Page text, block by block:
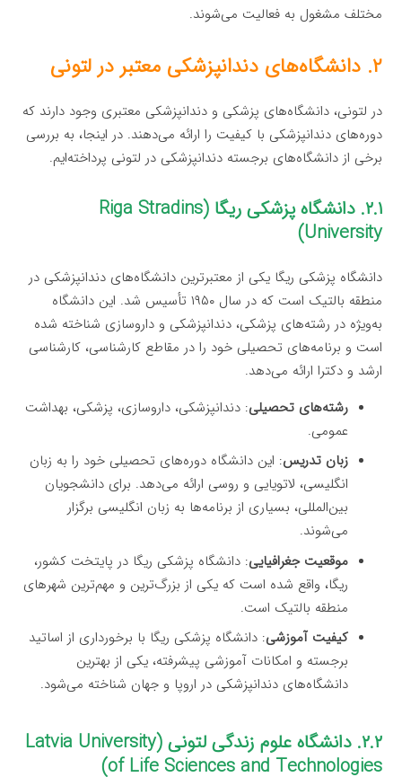
مختلف مشغول به فعالیت می‌شوند.
۲. دانشگاه‌های دندانپزشکی معتبر در لتونی
در لتونی، دانشگاه‌های پزشکی و دندانپزشکی معتبری وجود دارند که
دوره‌های دندانپزشکی با کیفیت را ارائه می‌دهند. در اینجا، به بررسی
برخی از دانشگاه‌های برجسته دندانپزشکی در لتونی پرداخته‌ایم.
۲.۱. دانشگاه پزشکی ریگا (Riga Stradins
University)
دانشگاه پزشکی ریگا یکی از معتبرترین دانشگاه‌های دندانپزشکی در
منطقه بالتیک است که در سال ۱۹۵۰ تأسیس شد. این دانشگاه
به‌ویژه در رشته‌های پزشکی، دندانپزشکی و داروسازی شناخته شده
است و برنامه‌های تحصیلی خود را در مقاطع کارشناسی، کارشناسی
ارشد و دکترا ارائه می‌دهد.
رشته‌های تحصیلی: دندانپزشکی، داروسازی، پزشکی، بهداشت
عمومی.
زبان تدریس: این دانشگاه دوره‌های تحصیلی خود را به زبان
انگلیسی، لاتویایی و روسی ارائه می‌دهد. برای دانشجویان
بین‌المللی، بسیاری از برنامه‌ها به زبان انگلیسی برگزار
می‌شوند.
موقعیت جغرافیایی: دانشگاه پزشکی ریگا در پایتخت کشور،
ریگا، واقع شده است که یکی از بزرگ‌ترین و مهم‌ترین شهرهای
منطقه بالتیک است.
کیفیت آموزشی: دانشگاه پزشکی ریگا با برخورداری از اساتید
برجسته و امکانات آموزشی پیشرفته، یکی از بهترین
دانشگاه‌های دندانپزشکی در اروپا و جهان شناخته می‌شود.
۲.۲. دانشگاه علوم زندگی لتونی (Latvia University
of Life Sciences and Technologies)